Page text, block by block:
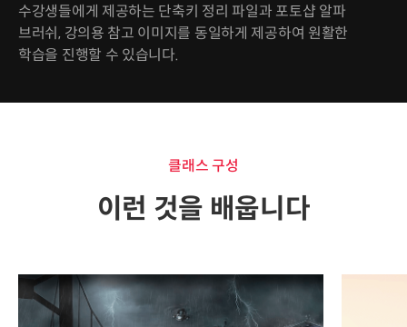
수강생들에게 제공하는 단축키 정리 파일과 포토샵 알파
브러쉬, 강의용 참고 이미지를 동일하게 제공하여 원활한
학습을 진행할 수 있습니다.
클래스 구성
이런 것을 배웁니다